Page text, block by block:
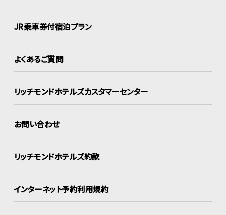
JR乗車券付宿泊プラン
よくあるご質問
リッチモンドホテルズカスタマーセンター
お問い合わせ
リッチモンドホテルズ約款
インターネット予約利用規約